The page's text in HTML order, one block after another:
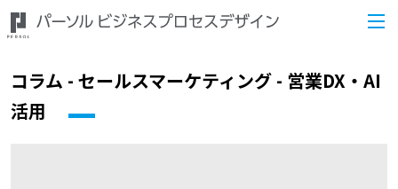
コラム - セールスマーケティング - 営業DX・AI
活用